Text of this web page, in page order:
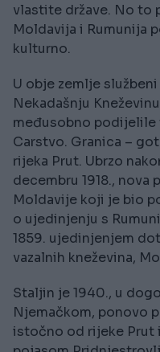
vlastite države. No to
Moldavija i Rumunija
kulturno.
U obje zemlje
Nekadašnju
međusobno podijelile
Carstvo. Granica –
rijeka Prut. Ubrzo
decembru 1918.,
Moldavije koji je bio
o ujedinjenju s
1859. ujedinjenjem
vazalnih kneževina,
Staljin je 1940., u
Njemačkom, ponovo
istočno od rijeke Prut